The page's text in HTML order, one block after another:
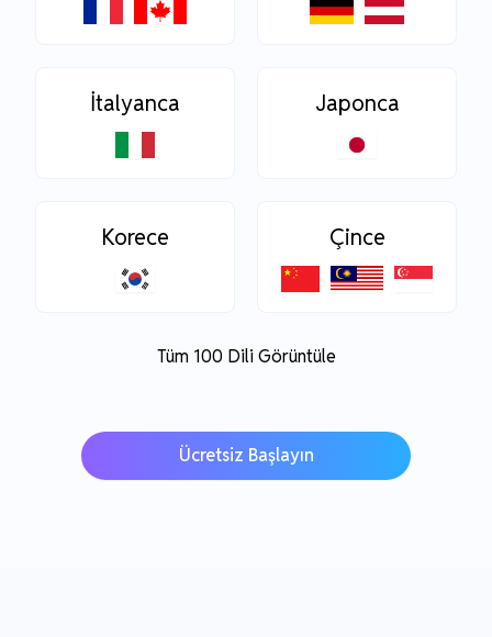
İtalyanca Japonca
Korece Çince
Tüm 100 Dili Görüntüle
Ücretsiz Başlayın